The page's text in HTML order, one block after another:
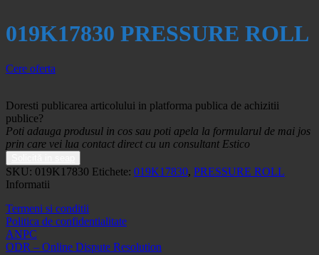
019K17830 PRESSURE ROLL
Cere oferta
Doresti publicarea articolului in platforma publica de achizitii
publice?
Poti adauga produsul in cos sau poti apela la formularul de mai jos
prin care vei lua contact direct cu un consultant Estico
SKU: 019K17830 Etichete: 019K17830, PRESSURE ROLL
Informatii
Termeni si conditii
Politica de confidentialitate
ANPC
ODR – Online Dispute Resolution